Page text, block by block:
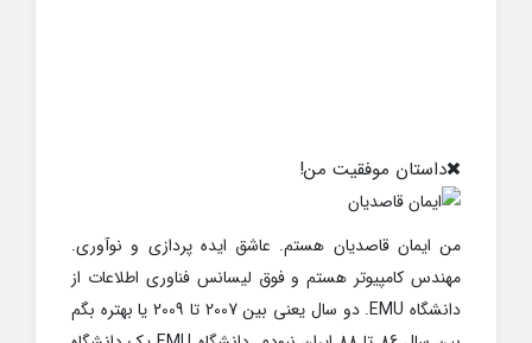
داستان موفقیت من!
من ایمان قاصدیان هستم. عاشق ایده پردازی و نوآوری.
مهندس کامپیوتر هستم و فوق لیسانس فناوری اطلاعات از
دانشگاه EMU. دو سال یعنی بین 2007 تا 2009 یا بهتره بگم